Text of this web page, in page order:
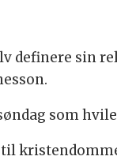
definere sin
som
til